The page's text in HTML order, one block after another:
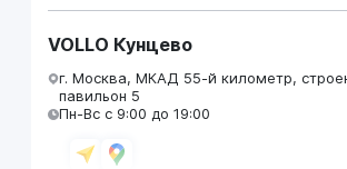
VOLLO Кунцево
г. Москва, МКАД 55-й километр,
павильон 5
Пн-Вс с 9:00 до 19:00